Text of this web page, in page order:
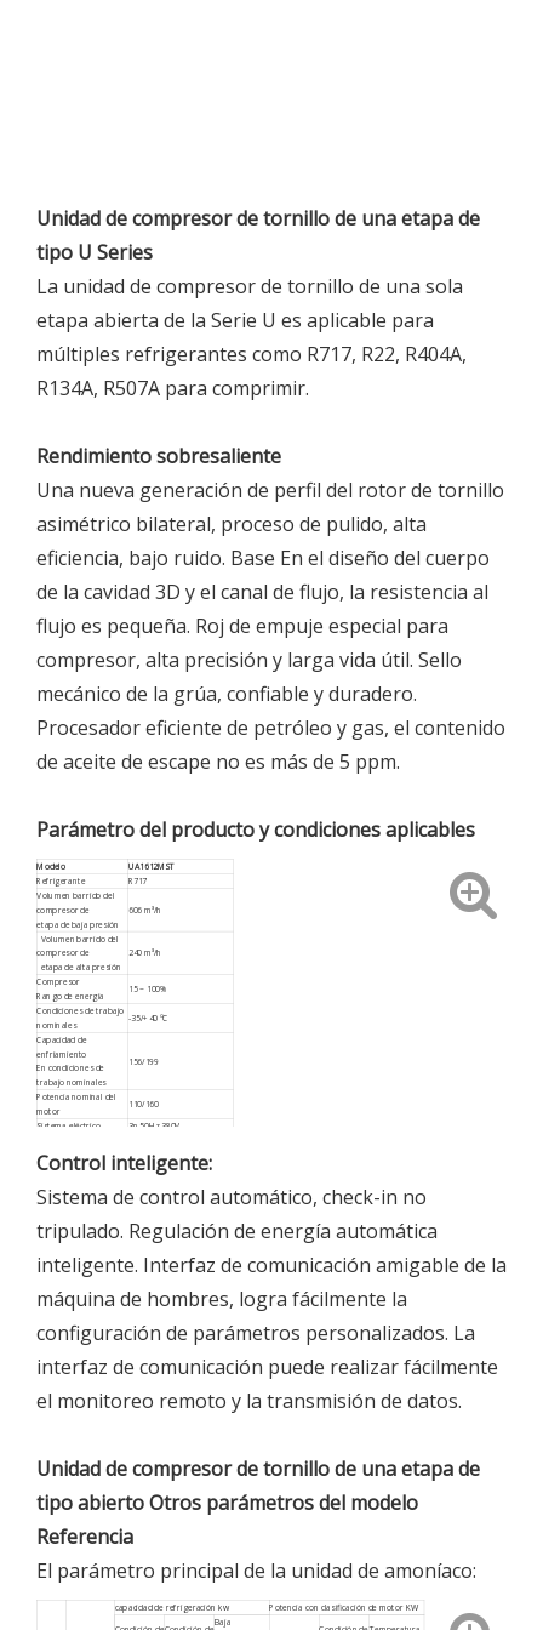
Unidad de compresor de tornillo de una etapa de
tipo U Series
La unidad de compresor de tornillo de una sola
etapa abierta de la Serie U es aplicable para
múltiples refrigerantes como R717, R22, R404A,
R134A, R507A para comprimir.
Rendimiento sobresaliente
Una nueva generación de perfil del rotor de tornillo
asimétrico bilateral, proceso de pulido, alta
eficiencia, bajo ruido. Base En el diseño del cuerpo
de la cavidad 3D y el canal de flujo, la resistencia al
flujo es pequeña. Roj de empuje especial para
compresor, alta precisión y larga vida útil. Sello
mecánico de la grúa, confiable y duradero.
Procesador eficiente de petróleo y gas, el contenido
de aceite de escape no es más de 5 ppm.
Parámetro del producto y condiciones aplicables
Modelo
UA1612MST
Refrigerante
R717
Volumen barrido del
compresor de
etapa de baja presión
606 m³/h
Volumen barrido del
compresor de
etapa de alta presión
240 m³/h
Compresor
Rango de energía
15 ~ 100%
Condiciones de trabajo
nominales
-35/+40 ºC
Capacidad de
enfriamiento
En condiciones de
trabajo nominales
156/199
Potencia nominal del
motor
110/160
Sistema eléctrico
3n 50Hz 380V
Potencia del motor del
modelo de bomba de
2.2 kW
Dimensiones (L*W*H)
3168*1310*2223
Peso de
funcionamiento de la
unidad
~ 4600
Control inteligente:
Sistema de control automático, check-in no
tripulado. Regulación de energía automática
inteligente. Interfaz de comunicación amigable de la
máquina de hombres, logra fácilmente la
configuración de parámetros personalizados. La
interfaz de comunicación puede realizar fácilmente
el monitoreo remoto y la transmisión de datos.
Unidad de compresor de tornillo de una etapa de
tipo abiertoOtros parámetros del modelo
Referencia
El parámetro principal de la unidad de amoníaco:
capacidad de refrigeración kw
Potencia con clasificación de motor KW
Baja